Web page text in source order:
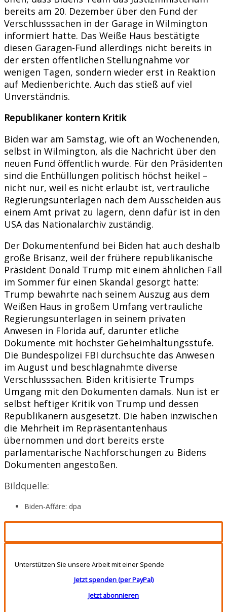
bereits am 20. Dezember über den Fund der
Verschlusssachen in der Garage in Wilmington
informiert hatte. Das Weiße Haus bestätigte
diesen Garagen-Fund allerdings nicht bereits in
der ersten öffentlichen Stellungnahme vor
wenigen Tagen, sondern wieder erst in Reaktion
auf Medienberichte. Auch das stieß auf viel
Unverständnis.
Republikaner kontern Kritik
Biden war am Samstag, wie oft an Wochenenden,
selbst in Wilmington, als die Nachricht über den
neuen Fund öffentlich wurde. Für den Präsidenten
sind die Enthüllungen politisch höchst heikel –
nicht nur, weil es nicht erlaubt ist, vertrauliche
Regierungsunterlagen nach dem Ausscheiden aus
einem Amt privat zu lagern, denn dafür ist in den
USA das Nationalarchiv zuständig.
Der Dokumentenfund bei Biden hat auch deshalb
große Brisanz, weil der frühere republikanische
Präsident Donald Trump mit einem ähnlichen Fall
im Sommer für einen Skandal gesorgt hatte:
Trump bewahrte nach seinem Auszug aus dem
Weißen Haus in großem Umfang vertrauliche
Regierungsunterlagen in seinem privaten
Anwesen in Florida auf, darunter etliche
Dokumente mit höchster Geheimhaltungsstufe.
Die Bundespolizei FBI durchsuchte das Anwesen
im August und beschlagnahmte diverse
Verschlusssachen. Biden kritisierte Trumps
Umgang mit den Dokumenten damals. Nun ist er
selbst heftiger Kritik von Trump und dessen
Republikanern ausgesetzt. Die haben inzwischen
die Mehrheit im Repräsentantenhaus
übernommen und dort bereits erste
parlamentarische Nachforschungen zu Bidens
Dokumenten angestoßen.
Bildquelle:
Biden-Affäre: dpa
Unterstützen Sie unsere Arbeit mit einer Spende
Jetzt spenden (per PayPal)
Jetzt abonnieren